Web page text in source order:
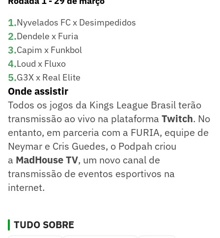
1.Nyvelados FC x Desimpedidos
2.Dendele x Furia
3.Capim x Funkbol
4.Loud x Fluxo
5.G3X x Real Elite
Onde assistir
Todos os jogos da Kings League Brasil terão
transmissão ao vivo na plataforma Twitch. No
entanto, em parceria com a FURIA, equipe de
Neymar e Cris Guedes, o Podpah criou
a MadHouse TV, um novo canal de
transmissão de eventos esportivos na
internet.
TUDO SOBRE